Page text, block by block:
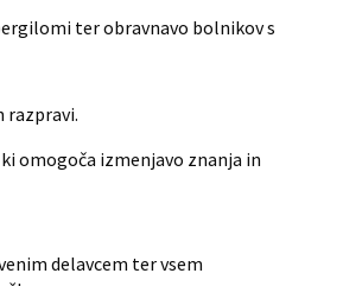
ter obravnavo bolnikov s
razpravi.
omogoča izmenjavo znanja in
delavcem ter vsem